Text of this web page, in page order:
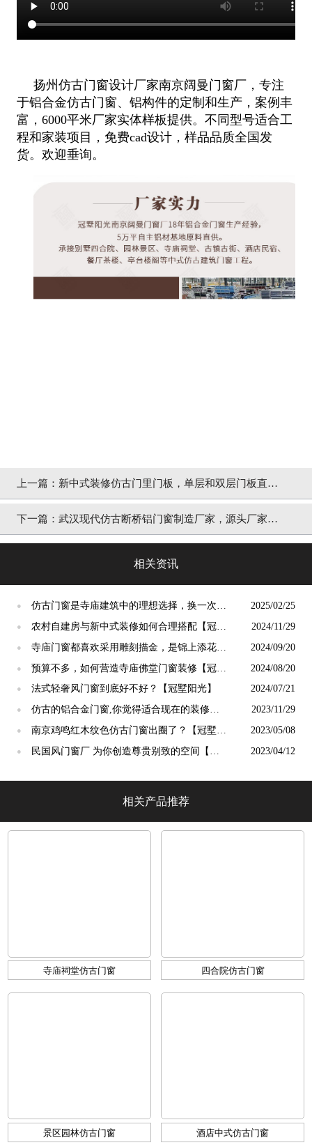
扬州仿古门窗设计厂家南京阔曼门窗厂，专注
于铝合金仿古门窗、铝构件的定制和生产，案例丰
富，6000平米厂家实体样板提供。不同型号适合工
程和家装项目，免费cad设计，样品品质全国发
货。欢迎垂询。
上一篇： 新中式装修仿古门里门板，单层和双层门板直观
对比「冠墅阳光」
下一篇： 武汉现代仿古断桥铝门窗制造厂家，源头厂家发
相关资讯
●
仿古门窗是寺庙建筑中的理想选择，换一次用
终生【冠墅阳光】
2025/02/25
●
农村自建房与新中式装修如何合理搭配【冠墅
阳光】
2024/11/29
●
寺庙门窗都喜欢采用雕刻描金，是锦上添花
吗？【冠墅阳光】
2024/09/20
●
预算不多，如何营造寺庙佛堂门窗装修【冠墅
阳光】
2024/08/20
● 法式轻奢风门窗到底好不好？【冠墅阳光】 2024/07/21
●
仿古的铝合金门窗,你觉得适合现在的装修吗?
【冠墅阳光】
2023/11/29
●
南京鸡鸣红木纹色仿古门窗出圈了？【冠墅阳
光】
2023/05/08
●
民国风门窗厂 为你创造尊贵别致的空间【冠
2023/04/12
相关产品推荐
寺庙祠堂仿古门窗 四合院仿古门窗
景区园林仿古门窗 酒店中式仿古门窗